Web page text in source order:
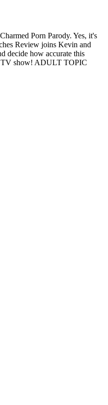
Porn Parody. Yes, it's
Review joins Kevin and
decide how accurate this
show! ADULT TOPIC